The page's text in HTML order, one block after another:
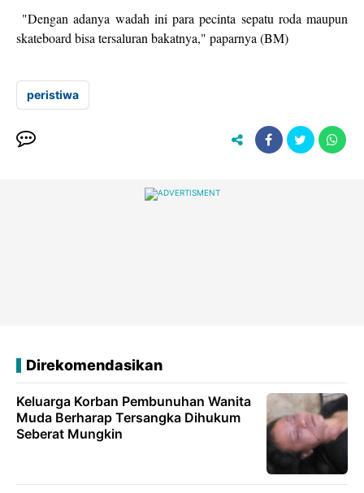
"Dengan adanya wadah ini para pecinta sepatu roda maupun
skateboard bisa tersaluran bakatnya," paparnya (BM)
peristiwa
Direkomendasikan
Keluarga Korban Pembunuhan Wanita
Muda Berharap Tersangka Dihukum
Seberat Mungkin